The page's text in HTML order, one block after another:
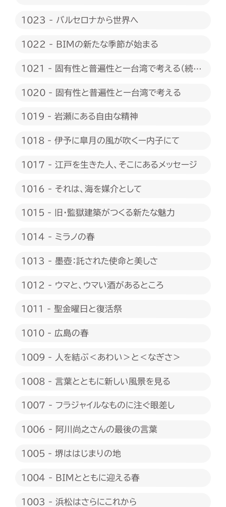
1023 - バルセロナから世界へ
1022 - BIMの新たな季節が始まる
1021 - 固有性と普遍性とー台湾で考える（続
1020 - 固有性と普遍性とー台湾で考える
1019 - 岩瀬にある自由な精神
1018 - 伊予に皐月の風が吹くー内子にて
1017 - 江戸を生きた人、そこにあるメッセージ
1016 - それは、海を媒介として
1015 - 旧・監獄建築がつくる新たな魅力
1014 - ミラノの春
1013 - 墨壺：託された使命と美しさ
1012 - ウマと、ウマい酒があるところ
1011 - 聖金曜日と復活祭
1010 - 広島の春
1009 - 人を結ぶ＜あわい＞と＜なぎさ＞
1008 - 言葉とともに新しい風景を見る
1007 - フラジャイルなものに注ぐ眼差し
1006 - 阿川尚之さんの最後の言葉
1005 - 堺ははじまりの地
1004 - BIMとともに迎える春
1003 - 浜松はさらにこれから